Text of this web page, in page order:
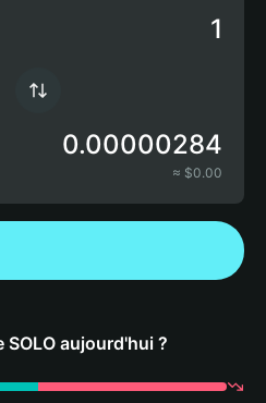
0.00000284
≈ $0.00
aujourd'hui ?